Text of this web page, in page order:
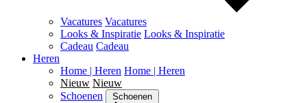
Vacatures Vacatures
Looks & Inspiratie Looks & Inspiratie
Cadeau Cadeau
Heren
Home | Heren Home | Heren
Nieuw Nieuw
Schoenen
Schoenen